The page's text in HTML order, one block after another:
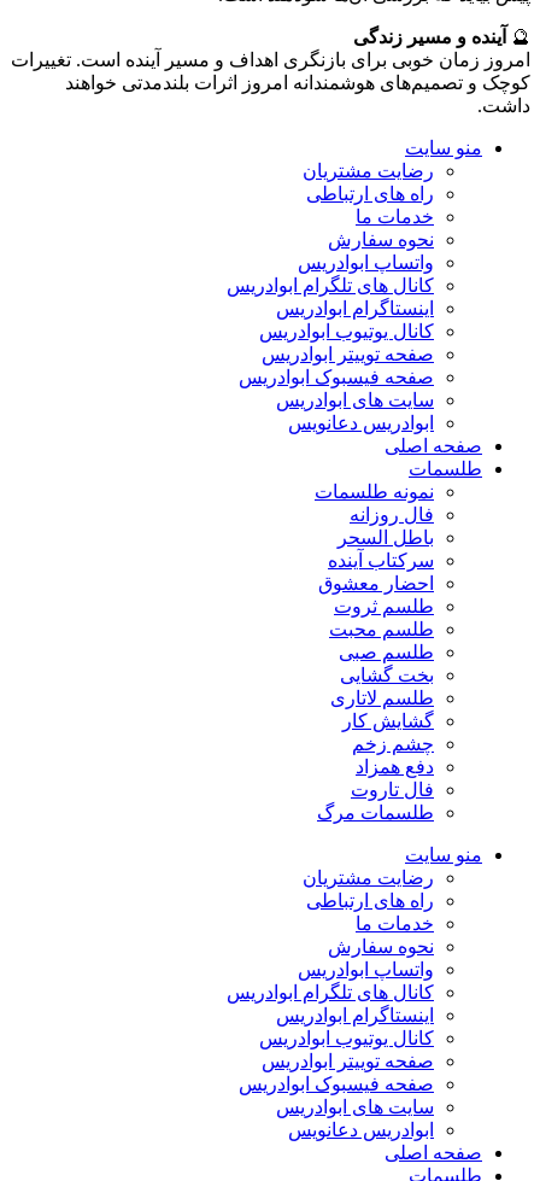
🔮 آینده و مسیر زندگی
امروز زمان خوبی برای بازنگری اهداف و مسیر آینده است. تغییرات
کوچک و تصمیم‌های هوشمندانه امروز اثرات بلندمدتی خواهند
داشت.
منو سایت
رضایت مشتریان
راه های ارتباطی
خدمات ما
نحوه سفارش
واتساپ ابوادریس
کانال های تلگرام ابوادریس
اینستاگرام ابوادریس
کانال یوتیوب ابوادریس
صفحه توییتر ابوادریس
صفحه فیسبوک ابوادریس
سایت های ابوادریس
ابوادریس دعانویس
صفحه اصلی
طلسمات
نمونه طلسمات
فال روزانه
باطل السحر
سرکتاب آینده
احضار معشوق
طلسم ثروت
طلسم محبت
طلسم صبی
بخت گشایی
طلسم لاتاری
گشایش کار
چشم زخم
دفع همزاد
فال تاروت
طلسمات مرگ
منو سایت
رضایت مشتریان
راه های ارتباطی
خدمات ما
نحوه سفارش
واتساپ ابوادریس
کانال های تلگرام ابوادریس
اینستاگرام ابوادریس
کانال یوتیوب ابوادریس
صفحه توییتر ابوادریس
صفحه فیسبوک ابوادریس
سایت های ابوادریس
ابوادریس دعانویس
صفحه اصلی
طلسمات